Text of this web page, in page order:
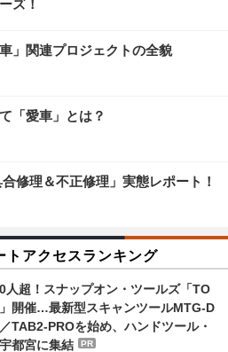
ズ！
」関連プロジェクトの全貌
「愛車」とは？
修理＆不正修理」実態レポート！
トアクセスランキング
人超！スナップオン・ツールズ「TO
開催…最新型スキャンツールMTG-D
TAB2-PROを始め、ハンドツール・
都宮に集結
PR